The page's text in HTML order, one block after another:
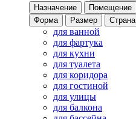
Назначение
Помещение
Форма
Размер Страна
для ванной
для фартука
для кухни
для туалета
для коридора
для гостиной
для улицы
для балкона